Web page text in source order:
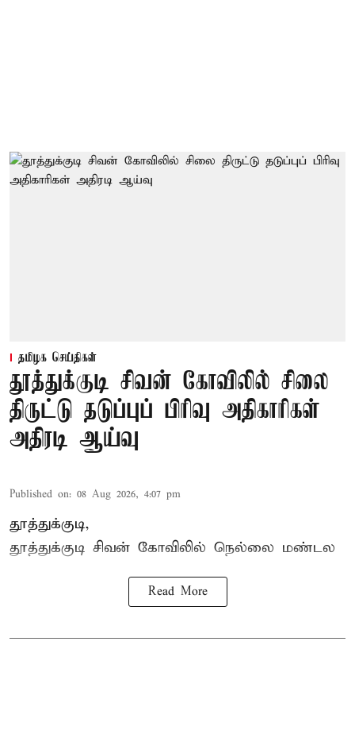
தமிழக செய்திகள்
தூத்துக்குடி சிவன் கோவிலில் சிலை
திருட்டு தடுப்புப் பிரிவு அதிகாரிகள்
அதிரடி ஆய்வு
Published on: 08 Aug 2026, 4:07 pm
தூத்துக்குடி,
தூத்துக்குடி சிவன் கோவிலில் நெல்லை மண்டல
Read More